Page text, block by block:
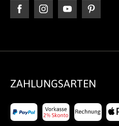
ZAHLUNGSARTEN